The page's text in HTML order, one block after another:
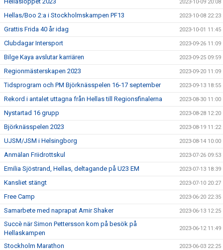
2023-10-09 20:08
Hellas/Boo 2:a i Stockholmskampen PF13 2023-10-08 22:23
Grattis Frida 40 år idag 2023-10-01 11:45
Clubdagar Intersport 2023-09-26 11:09
Bilge Kaya avslutar karriären 2023-09-25 09:59
Regionmästerskapen 2023 2023-09-20 11:09
Tidsprogram och PM Björknässpelen 16-17 september 2023-09-13 18:55
Rekord i antalet uttagna från Hellas till Regionsfinalerna 2023-08-30 11:00
Nystartad 16 grupp 2023-08-28 12:20
Björknässpelen 2023 2023-08-19 11:22
UJSM/JSM i Helsingborg 2023-08-14 10:00
Anmälan Friidrottskul 2023-07-26 09:53
Emilia Sjöstrand, Hellas, deltagande på U23 EM 2023-07-13 18:39
Kansliet stängt 2023-07-10 20:27
Free Camp 2023-06-20 22:35
Samarbete med naprapat Amir Shaker 2023-06-13 12:25
Succè när Simon Pettersson kom på besök på
Hellaskampen
2023-06-12 11:49
Stockholm Marathon 2023-06-03 22:25